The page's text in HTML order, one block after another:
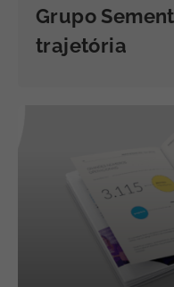
Grupo
trajetória